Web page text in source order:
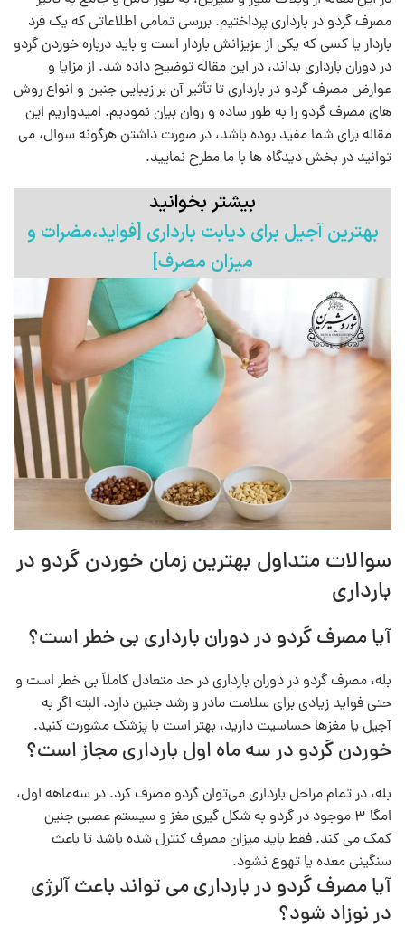
مصرف گردو در بارداری پرداختیم. بررسی تمامی اطلاعاتی که یک فرد
باردار یا کسی که یکی از عزیزانش باردار است و باید درباره خوردن گردو
در دوران بارداری بداند، در این مقاله توضیح داده شد. از مزایا و
عوارض مصرف گردو در بارداری تا تأثیر آن بر زیبایی جنین و انواع روش‌
های مصرف گردو را به طور ساده و روان بیان نمودیم. امیدواریم این
مقاله برای شما مفید بوده باشد، در صورت داشتن هرگونه سوال، می‌
توانید در بخش دیدگاه ها با ما مطرح نمایید.
بیشتر بخوانید
بهترین آجیل برای دیابت بارداری [فواید،مضرات و
میزان مصرف]
سوالات متداول بهترین زمان خوردن گردو در
بارداری
آیا مصرف گردو در دوران بارداری بی‌ خطر است؟
بله، مصرف گردو در دوران بارداری در حد متعادل کاملاً بی‌ خطر است و
حتی فواید زیادی برای سلامت مادر و رشد جنین دارد. البته اگر به
آجیل یا مغزها حساسیت دارید، بهتر است با پزشک مشورت کنید.
خوردن گردو در سه ماه اول بارداری مجاز است؟
بله، در تمام مراحل بارداری می‌توان گردو مصرف کرد. در سه‌ماهه اول،
امگا ۳ موجود در گردو به شکل‌ گیری مغز و سیستم عصبی جنین
کمک می‌ کند. فقط باید میزان مصرف کنترل‌ شده باشد تا باعث
سنگینی معده یا تهوع نشود.
آیا مصرف گردو در بارداری می‌ تواند باعث آلرژی
در نوزاد شود؟